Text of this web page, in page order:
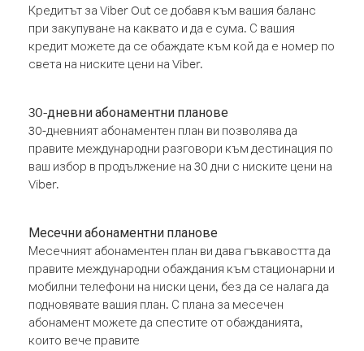
Кредитът за Viber Out се добавя към вашия баланс
при закупуване на каквато и да е сума. С вашия
кредит можете да се обаждате към кой да е номер по
света на ниските цени на Viber.
30-дневни абонаментни планове
30-дневният абонаментен план ви позволява да
правите международни разговори към дестинация по
ваш избор в продължение на 30 дни с ниските цени на
Viber.
Месечни абонаментни планове
Месечният абонаментен план ви дава гъвкавостта да
правите международни обаждания към стационарни и
мобилни телефони на ниски цени, без да се налага да
подновявате вашия план. С плана за месечен
абонамент можете да спестите от обажданията,
които вече правите